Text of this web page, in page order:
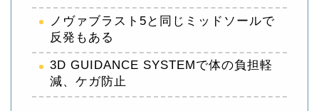
ノヴァブラスト5と同じミッドソールで
反発もある
3D GUIDANCE SYSTEMで体の負担軽
減、ケガ防止